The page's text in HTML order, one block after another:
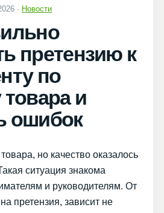
· Новости
претензию к
по
товара и
ошибок
но качество оказалось
ситуация знакома
и руководителям. От
претензия, зависит не